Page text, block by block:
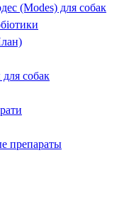
(Modes) для собак
собак
препараты